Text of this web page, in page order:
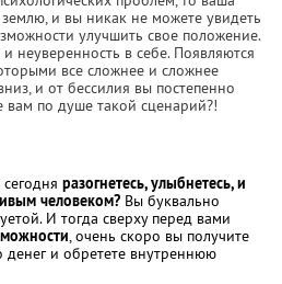
и вы никак не можете увидеть
улучшить свое положение.
неуверенность в себе. Появляются
все сложнее и сложнее
и от бессилия вы постепенно
вам по душе такой сценарий?!
разогнетесь, улыбнетесь, и
человеком? Вы буквально
И тогда сверху перед вами
, очень скоро вы получите
денег и обретете внутреннюю